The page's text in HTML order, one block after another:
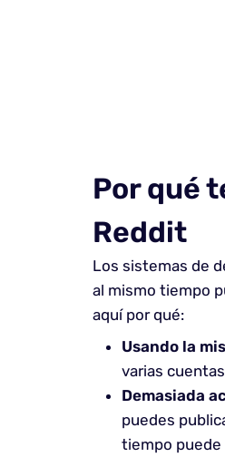
Por qué
Reddit
Los sistemas de
al mismo tiempo
aquí por qué:
Usando la
varias
Demasiada
puedes
tiempo puede